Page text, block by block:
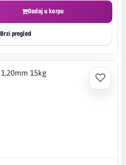
Dodaj u korpu
Brzi pregled